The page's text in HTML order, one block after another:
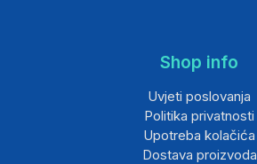
Shop info
Uvjeti poslovanja
Politika privatnosti
Upotreba kolačića
Dostava proizvoda